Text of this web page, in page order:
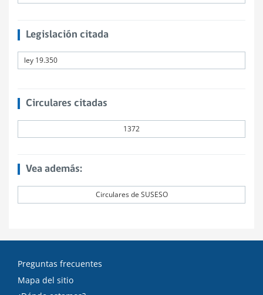
Legislación citada
ley 19.350
Circulares citadas
1372
Vea además:
Circulares de SUSESO
Preguntas frecuentes
Mapa del sitio